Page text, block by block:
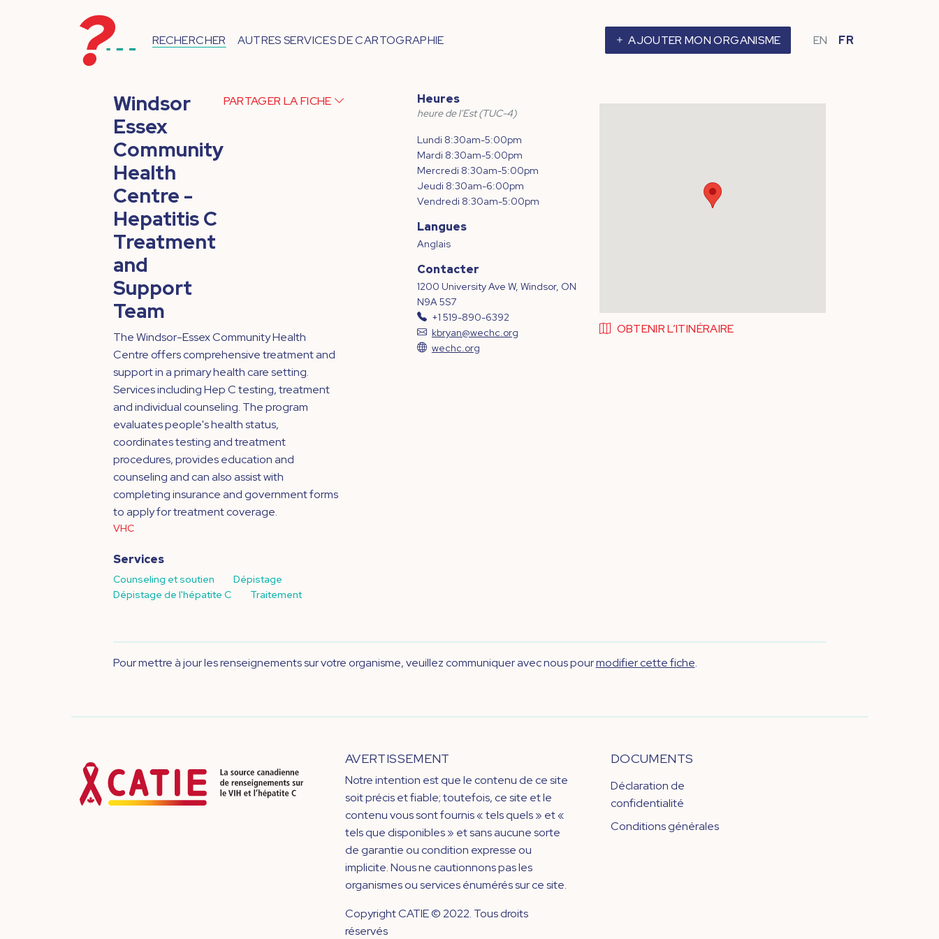
RECHERCHER AUTRES SERVICES DE CARTOGRAPHIE AJOUTER MON ORGANISME EN FR
Windsor
Essex
Community
Health
Centre -
Hepatitis C
Treatment
and
Support
Team
PARTAGER LA FICHE
The Windsor-Essex Community Health
Centre offers comprehensive treatment and
support in a primary health care setting.
Services including Hep C testing, treatment
and individual counseling. The program
evaluates people's health status,
coordinates testing and treatment
procedures, provides education and
counseling and can also assist with
completing insurance and government forms
to apply for treatment coverage.
VHC
Services
Counseling et soutien
Dépistage
Dépistage de l'hépatite C
Traitement
Heures
heure de l'Est (TUC-4)
Lundi 8:30am-5:00pm
Mardi 8:30am-5:00pm
Mercredi 8:30am-5:00pm
Jeudi 8:30am-6:00pm
Vendredi 8:30am-5:00pm
Langues
Anglais
Contacter
1200 University Ave W, Windsor, ON
N9A 5S7
+1 519-890-6392
kbryan@wechc.org
wechc.org
OBTENIR L’ITINÉRAIRE
Pour mettre à jour les renseignements sur votre organisme, veuillez communiquer avec nous pourmodifier cette fiche.
AVERTISSEMENT
Notre intention est que le contenu de ce site
soit précis et fiable; toutefois, ce site et le
contenu vous sont fournis « tels quels » et «
tels que disponibles » et sans aucune sorte
de garantie ou condition expresse ou
implicite. Nous ne cautionnons pas les
organismes ou services énumérés sur ce site.
Copyright CATIE © 2022. Tous droits
réservés
DOCUMENTS
Déclaration de
confidentialité
Conditions générales